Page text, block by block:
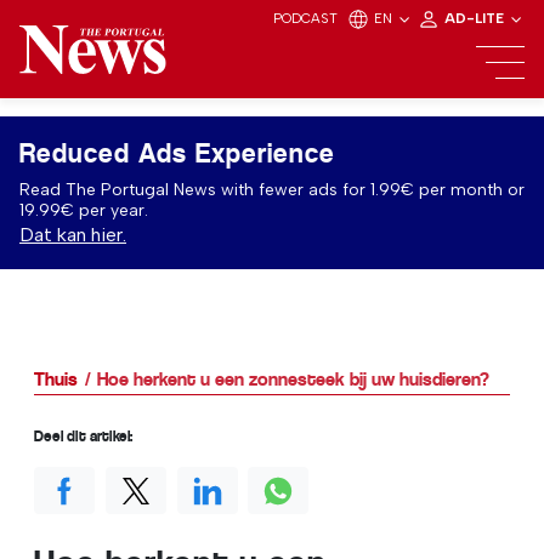
PODCAST EN AD-LITE
Reduced Ads Experience
Read The Portugal News with fewer ads for 1.99€ per month or
19.99€ per year.
Dat kan hier.
Thuis Hoe herkent u een zonnesteek bij uw huisdieren?
Deel dit artikel: